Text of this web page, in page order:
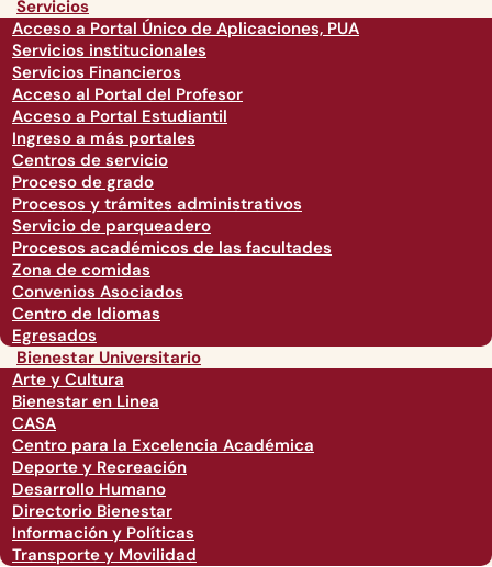
Servicios
Acceso a Portal Único de Aplicaciones, PUA
Servicios institucionales
Servicios Financieros
Acceso al Portal del Profesor
Acceso a Portal Estudiantil
Ingreso a más portales
Centros de servicio
Proceso de grado
Procesos y trámites administrativos
Servicio de parqueadero
Procesos académicos de las facultades
Zona de comidas
Convenios Asociados
Centro de Idiomas
Egresados
Bienestar Universitario
Arte y Cultura
Bienestar en Linea
CASA
Centro para la Excelencia Académica
Deporte y Recreación
Desarrollo Humano
Directorio Bienestar
Información y Políticas
Transporte y Movilidad